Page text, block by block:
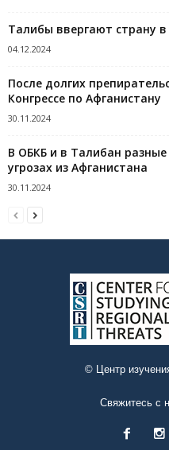
Талибы ввергают страну
04.12.2024
После долгих
Конгрессе по Афганистану
30.11.2024
В ОБКБ и в Талибан
угрозах из Афганистана
30.11.2024
© Центр
Свяжитесь с